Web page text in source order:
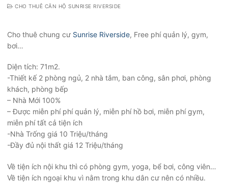
CHO THUÊ CĂN HỘ SUNRISE RIVERSIDE
Cho thuê chung cư Sunrise Riverside, Free phí quản lý, gym,
bơi…
Diện tích: 71m2.
-Thiết kế 2 phòng ngủ, 2 nhà tắm, ban công, sân phơi, phòng
khách, phòng bếp
– Nhà Mới 100%
– Được miễn phí phí quản lý, miễn phí hồ bơi, miễn phí gym,
miễn phí tất cả tiện ích
-Nhà Trống giá 10 Triệu/tháng
-Đầy đủ nội thất giá 12 Triệu/tháng
Về tiện ích nội khu thì có phòng gym, yoga, bể bơi, công viên…
Về tiện ích ngoại khu vì nằm trong khu dân cư nên có nhiều.